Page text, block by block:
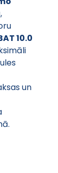
,
10.0
un